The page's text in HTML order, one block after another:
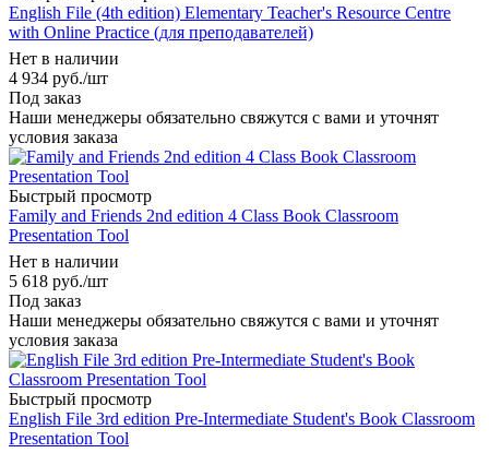
English File (4th edition) Elementary Teacher's Resource Centre
with Online Practice (для преподавателей)
Нет в наличии
4 934 руб./шт
Под заказ
Наши менеджеры обязательно свяжутся с вами и уточнят
условия заказа
Быстрый просмотр
Family and Friends 2nd edition 4 Class Book Classroom
Presentation Tool
Нет в наличии
5 618 руб./шт
Под заказ
Наши менеджеры обязательно свяжутся с вами и уточнят
условия заказа
Быстрый просмотр
English File 3rd edition Pre-Intermediate Student's Book Classroom
Presentation Tool